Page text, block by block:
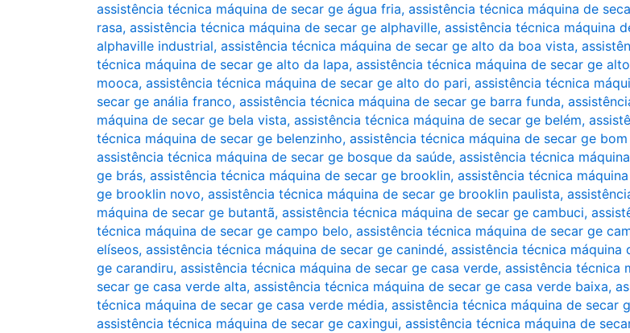
assistência técnica máquina de secar ge água fria, assistência técnica máquina de
rasa, assistência técnica máquina de secar ge alphaville, assistência técnica máquina
alphaville industrial, assistência técnica máquina de secar ge alto da boa vista,
técnica máquina de secar ge alto da lapa, assistência técnica máquina de secar ge
mooca, assistência técnica máquina de secar ge alto do pari, assistência técnica
secar ge anália franco, assistência técnica máquina de secar ge barra funda,
máquina de secar ge bela vista, assistência técnica máquina de secar ge belém,
técnica máquina de secar ge belenzinho, assistência técnica máquina de secar ge
assistência técnica máquina de secar ge bosque da saúde, assistência técnica
ge brás, assistência técnica máquina de secar ge brooklin, assistência técnica
ge brooklin novo, assistência técnica máquina de secar ge brooklin paulista,
máquina de secar ge butantã, assistência técnica máquina de secar ge cambuci,
técnica máquina de secar ge campo belo, assistência técnica máquina de secar ge
elíseos, assistência técnica máquina de secar ge canindé, assistência técnica máquina
ge carandiru, assistência técnica máquina de secar ge casa verde, assistência técnica
secar ge casa verde alta, assistência técnica máquina de secar ge casa verde baixa,
técnica máquina de secar ge casa verde média, assistência técnica máquina de secar
assistência técnica máquina de secar ge caxingui, assistência técnica máquina de